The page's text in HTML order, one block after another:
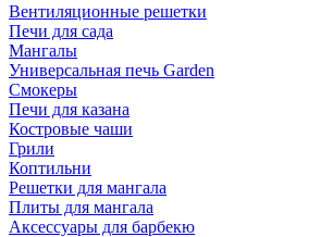
Вентиляционные решетки
Печи для сада
Мангалы
Универсальная печь Garden
Смокеры
Печи для казана
Костровые чаши
Грили
Коптильни
Решетки для мангала
Плиты для мангала
Аксессуары для барбекю